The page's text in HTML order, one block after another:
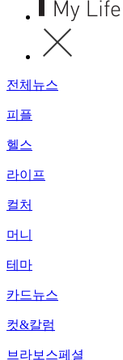
전체뉴스
피플
헬스
라이프
컬처
머니
테마
카드뉴스
컷&칼럼
브라보스페셜